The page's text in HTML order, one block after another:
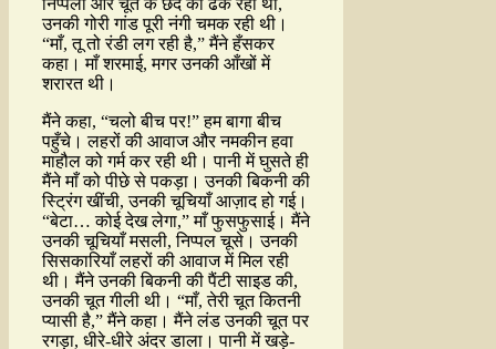
निप्पलों और चूत के छेद को ढक रही थी,
उनकी गोरी गांड पूरी नंगी चमक रही थी।
“माँ, तू तो रंडी लग रही है,” मैंने हँसकर
कहा। माँ शरमाई, मगर उनकी आँखों में
शरारत थी।
मैंने कहा, “चलो बीच पर!” हम बागा बीच
पहुँचे। लहरों की आवाज और नमकीन हवा
माहौल को गर्म कर रही थी। पानी में घुसते ही
मैंने माँ को पीछे से पकड़ा। उनकी बिकनी की
स्ट्रिंग खींची, उनकी चूचियाँ आज़ाद हो गई।
“बेटा… कोई देख लेगा,” माँ फुसफुसाई। मैंने
उनकी चूचियाँ मसली, निप्पल चूसे। उनकी
सिसकारियाँ लहरों की आवाज में मिल रही
थी। मैंने उनकी बिकनी की पैंटी साइड की,
उनकी चूत गीली थी। “माँ, तेरी चूत कितनी
प्यासी है,” मैंने कहा। मैंने लंड उनकी चूत पर
रगड़ा, धीरे-धीरे अंदर डाला। पानी में खड़े-